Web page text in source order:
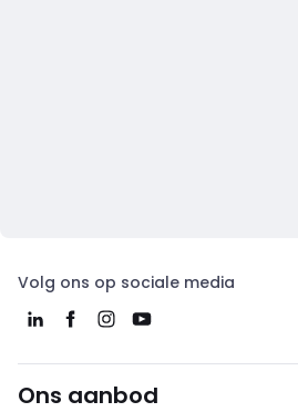
Volg ons op sociale media
Ons aanbod